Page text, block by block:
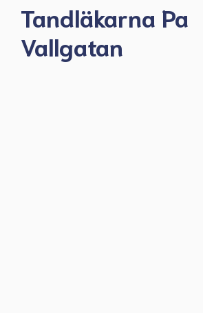
Tandläkarna Pa
Vallgatan